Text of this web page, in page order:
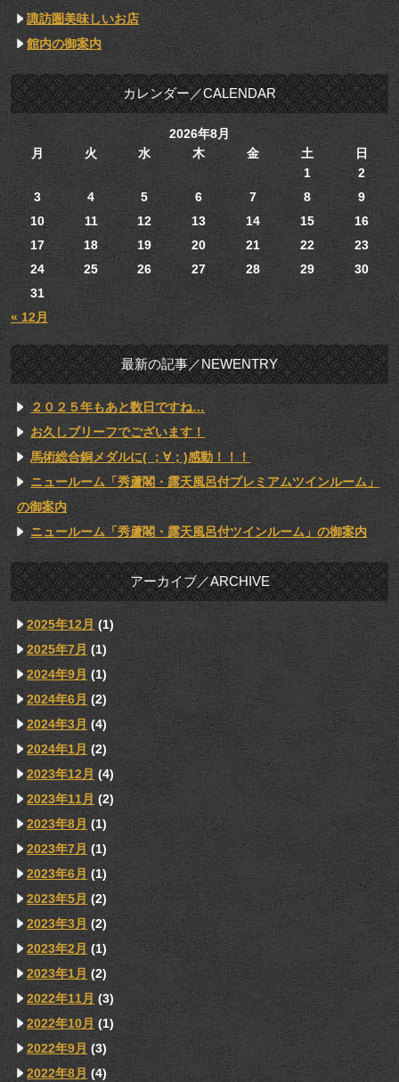
諏訪圏美味しいお店
館内の御案内
カレンダー／CALENDAR
2026年8月
月
火 水 木 金 土
日
1
2
3
4 5 6 7 8
9
10
11 12 13 14 15
16
17
18 19 20 21 22
23
24
25 26 27 28 29
30
31
« 12月
最新の記事／NEWENTRY
２０２５年もあと数日ですね…
お久しブリーフでございます！
馬術総合銅メダルに( ；∀；)感動！！！
ニュールーム「秀蘆閣・露天風呂付プレミアムツインルーム」
の御案内
ニュールーム「秀蘆閣・露天風呂付ツインルーム」の御案内
アーカイブ／ARCHIVE
2025年12月 (1)
2025年7月 (1)
2024年9月 (1)
2024年6月 (2)
2024年3月 (4)
2024年1月 (2)
2023年12月 (4)
2023年11月 (2)
2023年8月 (1)
2023年7月 (1)
2023年6月 (1)
2023年5月 (2)
2023年3月 (2)
2023年2月 (1)
2023年1月 (2)
2022年11月 (3)
2022年10月 (1)
2022年9月 (3)
2022年8月 (4)